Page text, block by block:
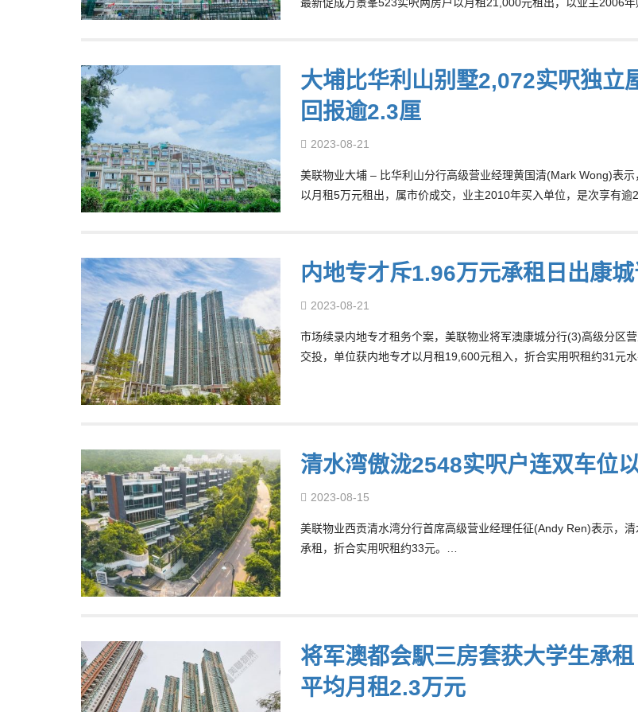
最新促成万景峯523实呎两房户以月租21,000元租出，以业主2006
大埔比华利山别墅2,072实呎独立
回报逾2.3厘
2023-08-21
美联物业大埔 – 比华利山分行高级营业经理黄国清(Mark Wong)表
以月租5万元租出，属市价成交，业主2010年买入单位，是次享有
内地专才斥1.96万元承租日出康
2023-08-21
市场续录内地专才租务个案，美联物业将军澳康城分行(3)高级分区
交投，单位获内地专才以月租19,600元租入，折合实用呎租约31元
清水湾傲泷2548实呎户连双车位
2023-08-15
美联物业西贡清水湾分行首席高级营业经理任征(Andy Ren)表示，
承租，折合实用呎租约33元。…
将军澳都会駅三房套获大学生承
平均月租2.3万元